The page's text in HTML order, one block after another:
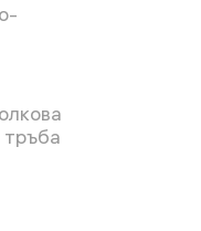
тръба